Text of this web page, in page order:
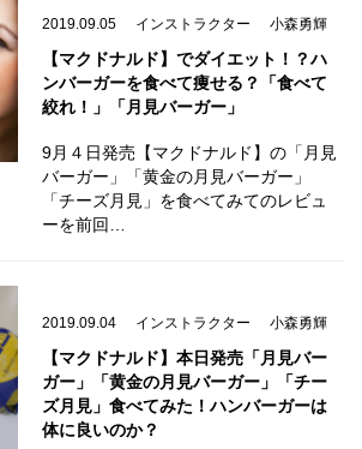
2019.09.05 インストラクター 小森勇輝
【マクドナルド】でダイエット！？ハ
ンバーガーを食べて痩せる？「食べて
絞れ！」「月見バーガー」
9月４日発売【マクドナルド】の「月見
バーガー」「黄金の月見バーガー」
「チーズ月見」を食べてみてのレビュ
ーを前回…
2019.09.04 インストラクター 小森勇輝
【マクドナルド】本日発売「月見バー
ガー」「黄金の月見バーガー」「チー
ズ月見」食べてみた！ハンバーガーは
体に良いのか？